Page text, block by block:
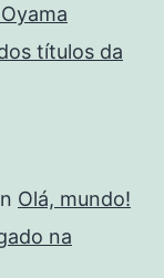
títulos da
Olá, mundo!
na